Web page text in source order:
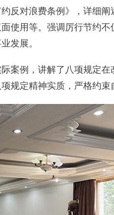
反对浪费条例》，详细阐
使用等。强调厉行节约不
发展。
案例，讲解了八项规定在
规定精神实质，严格约束